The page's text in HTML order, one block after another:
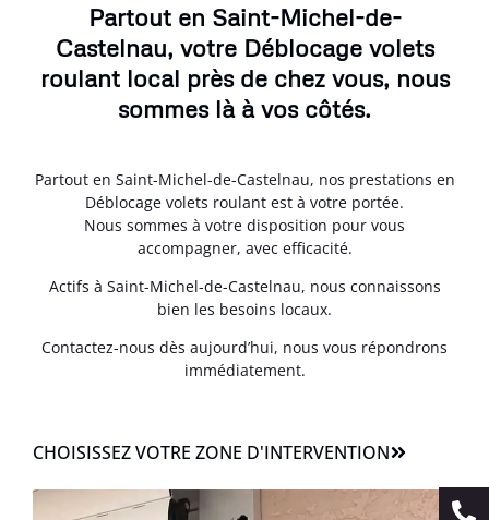
Partout en Saint-Michel-de-
Castelnau, votre Déblocage volets
roulant local près de chez vous, nous
sommes là à vos côtés.
Partout en Saint-Michel-de-Castelnau, nos prestations en
Déblocage volets roulant est à votre portée.
Nous sommes à votre disposition pour vous
accompagner, avec efficacité.
Actifs à Saint-Michel-de-Castelnau, nous connaissons
bien les besoins locaux.
Contactez-nous dès aujourd’hui, nous vous répondrons
immédiatement.
CHOISISSEZ VOTRE ZONE D'INTERVENTION